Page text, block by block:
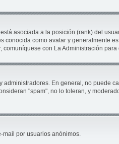
asociada a la posición (rank) del
conocida como avatar y generalmente
con La Administración para
En general, no puede
"spam", no lo toleran, y
mail por usuarios anónimos.